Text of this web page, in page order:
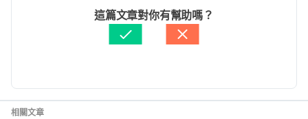
http://www.derma.org.tw/CKEdit/upload/files/%E7
%9A%AE%E8%86%9A%E7%A7%91%E9%86%AB%E
5%AD%B8%E6%9C%83%E8%A1%9B%E6%95%99
3.帶狀皰疹疫苗接種建議（臺灣皮膚科醫學會）
曹嘉儀
Hello 醫師
更新
這篇文章對你有幫助嗎？
相關文章